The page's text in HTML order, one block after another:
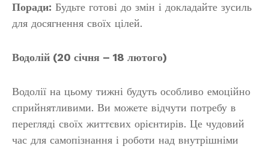
Поради: Будьте готові до змін і докладайте зусиль
для досягнення своїх цілей.
Водолій (20 січня – 18 лютого)
Водолії на цьому тижні будуть особливо емоційно
сприйнятливими. Ви можете відчути потребу в
перегляді своїх життєвих орієнтирів. Це чудовий
час для самопізнання і роботи над внутрішніми